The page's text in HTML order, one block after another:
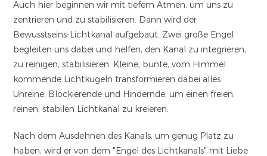
Auch hier beginnen wir mit tiefem Atmen, um uns zu
zentrieren und zu stabilisieren. Dann wird der
Bewusstseins-Lichtkanal aufgebaut. Zwei große Engel
begleiten uns dabei und helfen, den Kanal zu integrieren,
zu reinigen, stabilisieren. Kleine, bunte, vom Himmel
kommende Lichtkugeln transformieren dabei alles
Unreine, Blockierende und Hindernde, um einen freien,
reinen, stabilen Lichtkanal zu kreieren.
Nach dem Ausdehnen des Kanals, um genug Platz zu
haben, wird er von dem "Engel des Lichtkanals" mit Liebe